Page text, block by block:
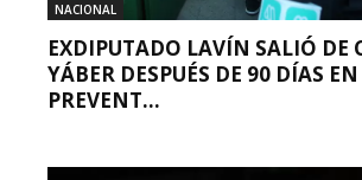
NACIONAL
EXDIPUTADO LAVÍN SALIÓ DE
YÁBER DESPUÉS DE 90 DÍAS
PREVENT...